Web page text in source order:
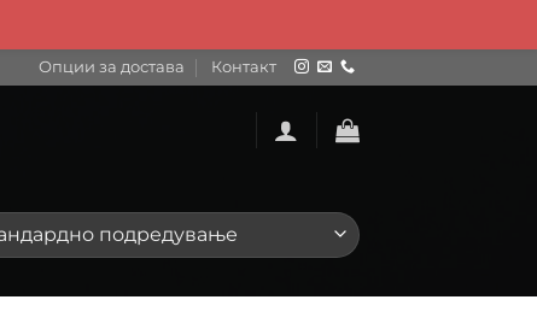
Опции за достава Контакт